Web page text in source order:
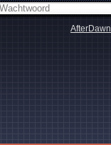
AfterDawn